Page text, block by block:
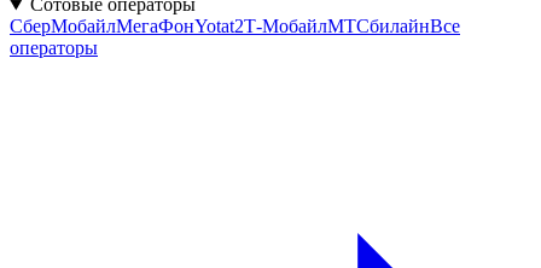
Сотовые операторы
СберМобайлМегаФонYotat2Т‑МобайлМТСбилайнВсе
операторы